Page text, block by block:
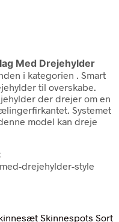
Med Drejehylder
i kategorien . Smart
til overskabe.
der drejer om en
Systemet
model kan dreje
drejehylder-style